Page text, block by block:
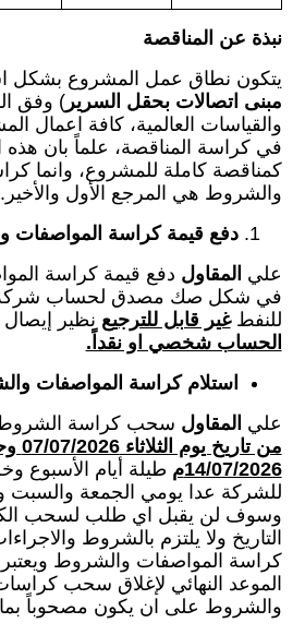
نبذة عن المناقصة
يتكون نطاق عمل المشروع
مبنى اتصالات بحقل السرير) وفق
والقياسات العالمية، كافة اعمال
في كراسة المناقصة، علماً بان هذه
كمناقصة كاملة للمشروع، وانما
والشروط هي المرجع الأول والأخير.
دفع قيمة كراسة المواصفات
علي المقاول دفع قيمة كراسة
في شكل صك مصدق لحساب شركة
للنفطغير قابل للترجيع نظير إيصال
الحساب شخصي او نقداً.
استلام كراسة المواصفات
علي المقاول سحب كراسة الشروط
من
14/07/2026م
طيلة أيام الأسبوع
للشركة عدا يومي الجمعة والسبت
وسوف لن يقبل اي طلب لسحب
التاريخ ولا يلتزم بالشروط
كراسة المواصفات والشروط ويعتبر
الموعد النهائي لإغلاق سحب
والشروط على ان يكون مصحوباً